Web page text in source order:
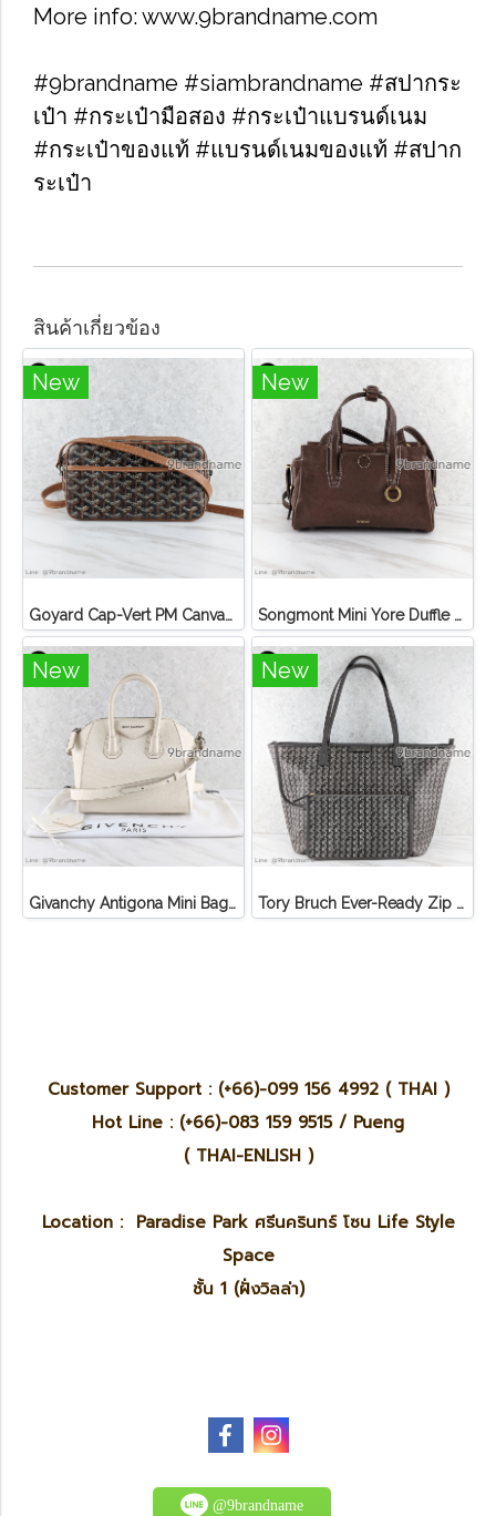
More info: www.9brandname.com
#9brandname #siambrandname #สปากระ
เป๋า #กระเป๋ามือสอง #กระเป๋าแบรนด์เนม
#กระเป๋าของแท้ #แบรนด์เนมของแท้ #สปาก
ระเป๋า
สินค้าเกี่ยวข้อง
New
Goyard Cap-Vert PM Canvas Black Tan
New
Songmont Mini Yore Duffle Bag Sandal
New
Givanchy Antigona Mini Bag Off White SHW Goat Leather
New
Tory Bruch Ever-Ready Zip Tote Winter Zinc Canvas
Customer Support : (+66)-099 156 4992 ( THAI )
Hot Line : (+66)-083 159 9515 / Pueng
( THAI-ENLISH )
Location : Paradise Park ศรีนครินทร์ โซน Life Style
Space
ชั้น 1 (ฝั่งวิลล่า)
@9brandname